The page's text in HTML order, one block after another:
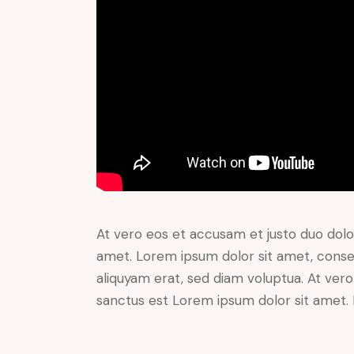
At vero eos et accusam et justo duo
amet. Lorem ipsum dolor sit amet,
aliquyam erat, sed diam voluptua. At
sanctus est Lorem ipsum dolor sit